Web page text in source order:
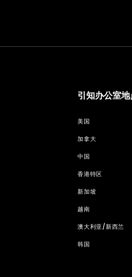
引知办公室
美国
加拿大
中国
香港特区
新加坡
越南
澳大利亚/新西兰
韩国